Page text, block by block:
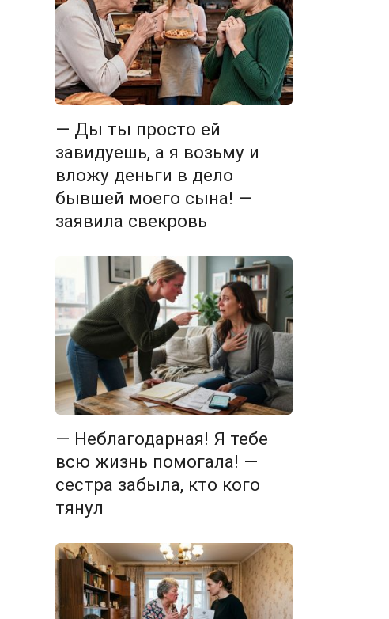
— Ды ты просто ей
завидуешь, а я возьму и
вложу деньги в дело
бывшей моего сына! —
заявила свекровь
— Неблагодарная! Я тебе
всю жизнь помогала! —
сестра забыла, кто кого
тянул